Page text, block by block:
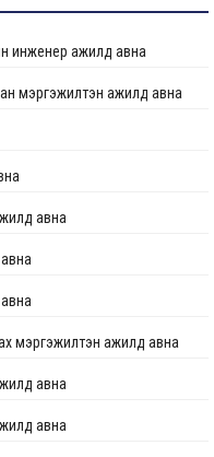
инженер ажилд авна
мэргэжилтэн ажилд авна
авна
мэргэжилтэн ажилд авна
авна
авна